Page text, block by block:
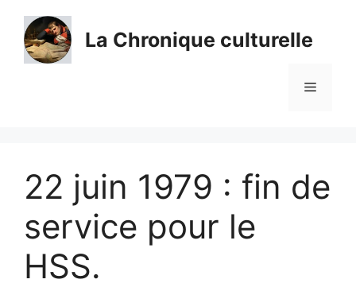
contenu
La Chronique culturelle
Menu
22 juin 1979 : fin de
service pour le
HSS.